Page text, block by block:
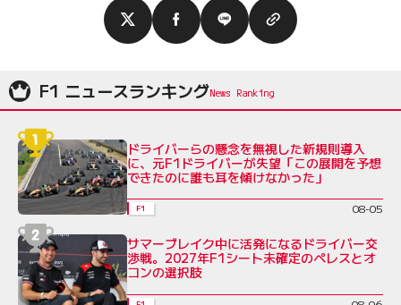
F1 ニュースランキング
ドライバーらの懸念を無視した新規則導入
に、元F1ドライバーが失望「この展開を予想
できたのに誰も耳を傾けなかった」
F1 08-05
サマーブレイク中に活発になるドライバー交
渉戦。2027年F1シート未確定のペレスとオ
コンの選択肢